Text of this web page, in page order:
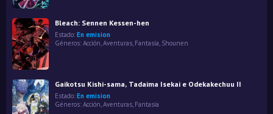
Bleach: Sennen Kessen-hen
Estado: En emision
Géneros: Acción,Aventuras, Fantasía, Shounen
Gaikotsu Kishi-sama, Tadaima Isekai e Odekakechuu II
Estado: En emision
Géneros: Acción,Aventuras, Fantasía